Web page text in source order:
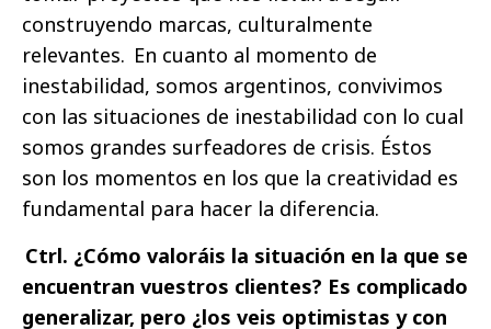
construyendo marcas, culturalmente
relevantes. En cuanto al momento de
inestabilidad, somos argentinos, convivimos
con las situaciones de inestabilidad con lo cual
somos grandes surfeadores de crisis. Éstos
son los momentos en los que la creatividad es
fundamental para hacer la diferencia.
Ctrl. ¿Cómo valoráis la situación en la que se
encuentran vuestros clientes? Es complicado
generalizar, pero ¿los veis optimistas y con